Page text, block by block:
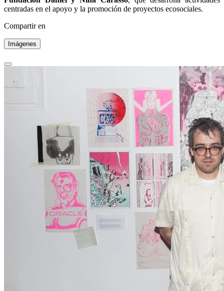
centradas en el apoyo y la promoción de proyectos ecosociales.
Compartir en
Imágenes